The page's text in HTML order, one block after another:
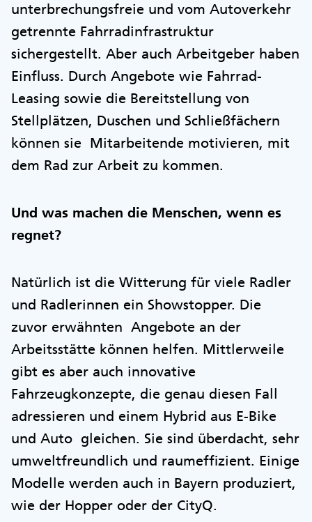
unterbrechungsfreie und vom Autoverkehr
getrennte Fahrradinfrastruktur
sichergestellt. Aber auch Arbeitgeber haben
Einfluss. Durch Angebote wie Fahrrad-
Leasing sowie die Bereitstellung von
Stellplätzen, Duschen und Schließfächern
können sie Mitarbeitende motivieren, mit
dem Rad zur Arbeit zu kommen.
Und was machen die Menschen, wenn es
regnet?
Natürlich ist die Witterung für viele Radler
und Radlerinnen ein Showstopper. Die
zuvor erwähnten Angebote an der
Arbeitsstätte können helfen. Mittlerweile
gibt es aber auch innovative
Fahrzeugkonzepte, die genau diesen Fall
adressieren und einem Hybrid aus E-Bike
und Auto gleichen. Sie sind überdacht, sehr
umweltfreundlich und raumeffizient. Einige
Modelle werden auch in Bayern produziert,
wie der Hopper oder der CityQ.